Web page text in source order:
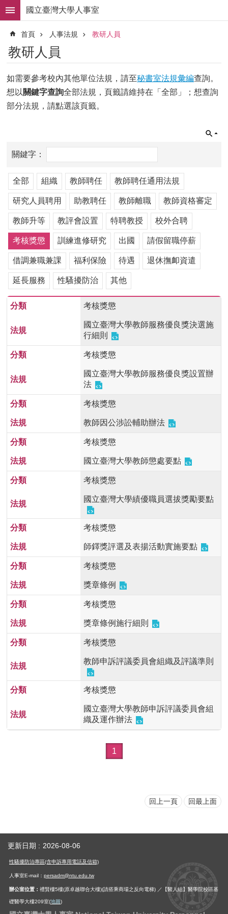
跳到主要內容區塊
進
階
搜
尋
求
職
徵
才
掌
人
事
法
規
常
用
表
單
各
類
專
區
查
事
相
關
網
臺
首
頁
myNTU
English
國立臺灣大學人事室
首頁 人事法規 教研人員
教研人員
如需要參考校內其他單位法規，請至秘書室法規彙編查詢。
想以 關鍵字查詢全部法規，頁籤請維持在「全部」；想查詢
部分法規，請點選該頁籤。
全部 組織 教師聘任 教師聘任通用法規
研究人員聘用 助教聘任 教師離職 教師資格審定
教師升等 教評會設置 特聘教授 校外合聘
考核獎懲 訓練進修研究 出國 請假留職停薪
借調兼職兼課 福利保險 待遇 退休撫卹資遣
延長服務 性騷擾防治 其他
考核獎懲
國立臺灣大學教師服務優良獎決選施
行細則
考核獎懲
國立臺灣大學教師服務優良獎設置辦
法
考核獎懲
教師因公涉訟輔助辦法
考核獎懲
國立臺灣大學教師懲處要點
考核獎懲
國立臺灣大學績優職員選拔獎勵要點
考核獎懲
師鐸獎評選及表揚活動實施要點
考核獎懲
獎章條例
考核獎懲
獎章條例施行細則
考核獎懲
教師申訴評議委員會組織及評議準則
考核獎懲
國立臺灣大學教師申訴評議委員會組
織及運作辦法
1
回上一頁 回最上面
更新日期 2026-08-06
性騷擾防治專區(含申訴專用電話及信箱)
人事室E-mail： persadm@ntu.edu.tw
辦公室位置： 禮賢樓5樓(原卓越聯合大樓)(請搭乘商場之反向電梯) ／【醫人組】醫學院校區基
礎醫學大樓209室(地圖)